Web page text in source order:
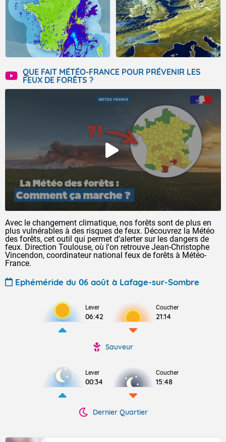
QUE FAIT MÉTÉO-FRANCE POUR PRÉVENIR LES
FEUX DE FORÊTS ?
Avec le changement climatique, nos forêts sont de plus en
plus vulnérables à des risques de feux. Découvrez la Météo
des forêts, cet outil qui permet d'alerter sur les dangers de
feux. Direction Toulouse, où l'on retrouve Jean-Christophe
Vincendon, coordinateur national feux de forêts à Météo-
France.
Ephéméride du 06 août à Lafage-sur-Sombre
Lever
06:42
Coucher
21:14
Sauveur
Lever
00:34
Coucher
15:48
Dernier Quartier